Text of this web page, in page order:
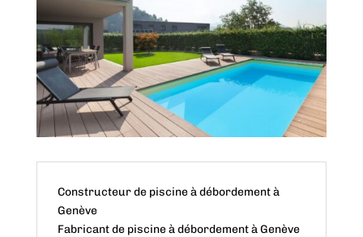
Constructeur de piscine à débordement à
Genève
Fabricant de piscine à débordement à Genève